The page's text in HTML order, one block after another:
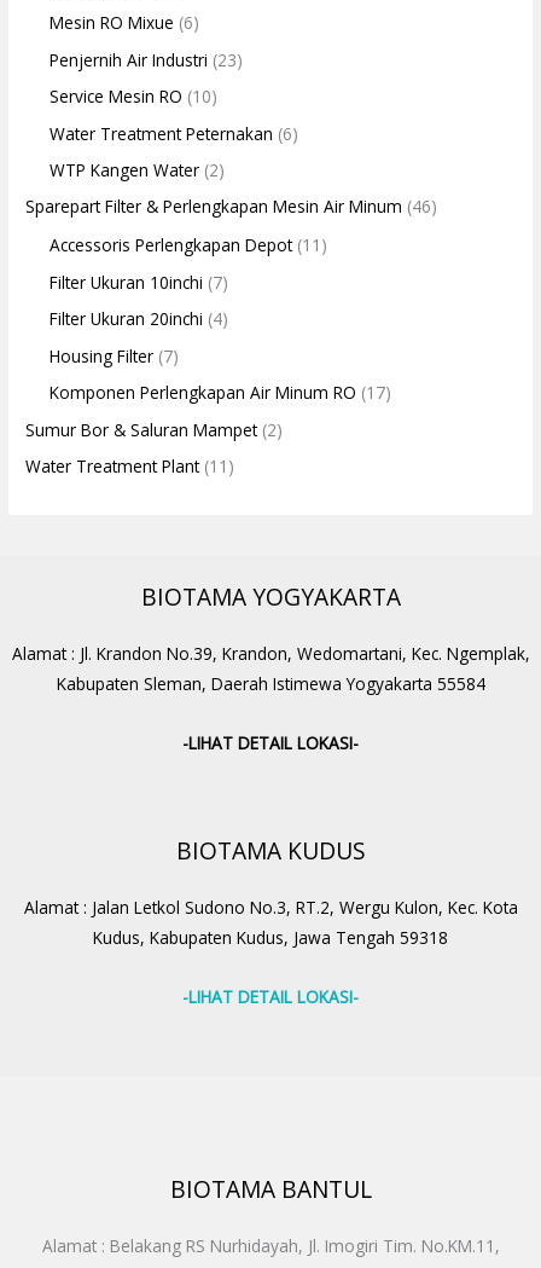
Mesin RO Mixue (6)
Penjernih Air Industri (23)
Service Mesin RO (10)
Water Treatment Peternakan (6)
WTP Kangen Water (2)
Sparepart Filter & Perlengkapan Mesin Air Minum (46)
Accessoris Perlengkapan Depot(11)
Filter Ukuran 10inchi (7)
Filter Ukuran 20inchi (4)
Housing Filter (7)
Komponen Perlengkapan Air Minum RO (17)
Sumur Bor & Saluran Mampet(2)
Water Treatment Plant(11)
BIOTAMA YOGYAKARTA
Alamat : Jl. Krandon No.39, Krandon, Wedomartani, Kec. Ngemplak,
Kabupaten Sleman, Daerah Istimewa Yogyakarta 55584
-LIHAT DETAIL LOKASI-
BIOTAMA KUDUS
Alamat : Jalan Letkol Sudono No.3, RT.2, Wergu Kulon, Kec. Kota
Kudus, Kabupaten Kudus, Jawa Tengah 59318
-LIHAT DETAIL LOKASI-
BIOTAMA BANTUL
Alamat : Belakang RS Nurhidayah, Jl. Imogiri Tim. No.KM.11,